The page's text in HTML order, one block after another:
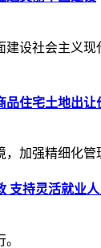
建设社会主义现
品住宅土地出让
加强精细化管
支持灵活就业